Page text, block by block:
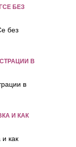
БЕЗ
В
И КАК